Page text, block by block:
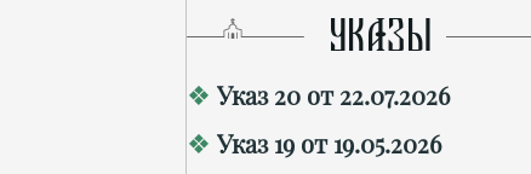
УКАЗЫ
Указ 20 от 22.07.2026
Указ 19 от 19.05.2026